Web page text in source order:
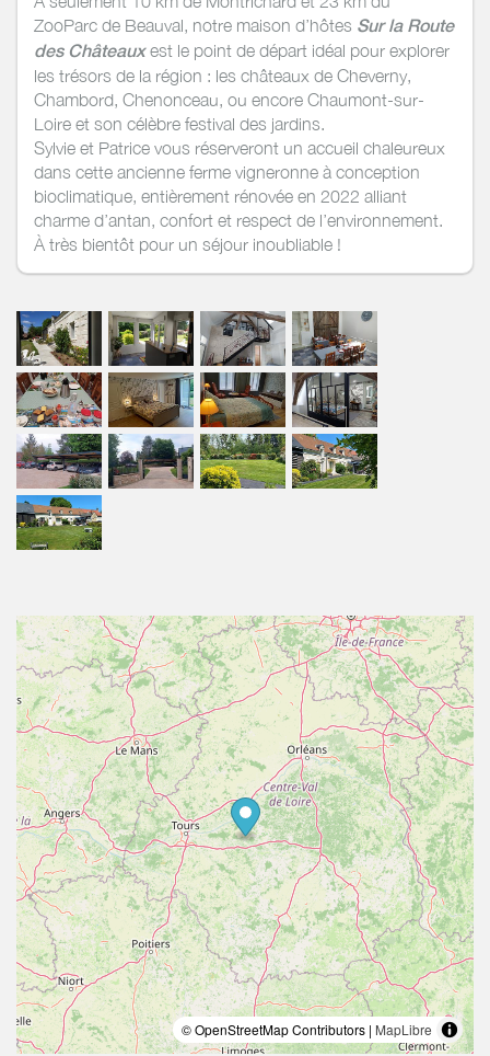
ZooParc de Beauval, notre maison d’hôtes Sur la Route
des Châteauxest le point de départ idéal pour explorer
les trésors de la région : les châteaux de Cheverny,
Chambord, Chenonceau, ou encore Chaumont-sur-
Loire et son célèbre festival des jardins.
Sylvie et Patrice vous réserveront un accueil chaleureux
dans cette ancienne ferme vigneronne à conception
bioclimatique, entièrement rénovée en 2022 alliant
charme d’antan, confort et respect de l’environnement.
À très bientôt pour un séjour inoubliable !
© OpenStreetMap Contributors | MapLibre